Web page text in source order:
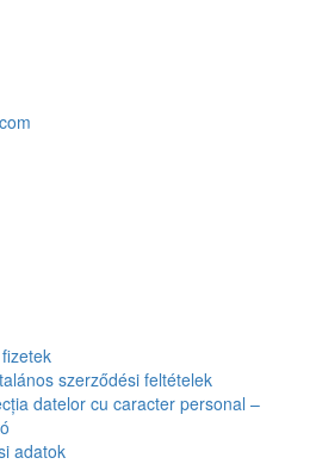
szerződési feltételek
datelor cu caracter personal –
adatok